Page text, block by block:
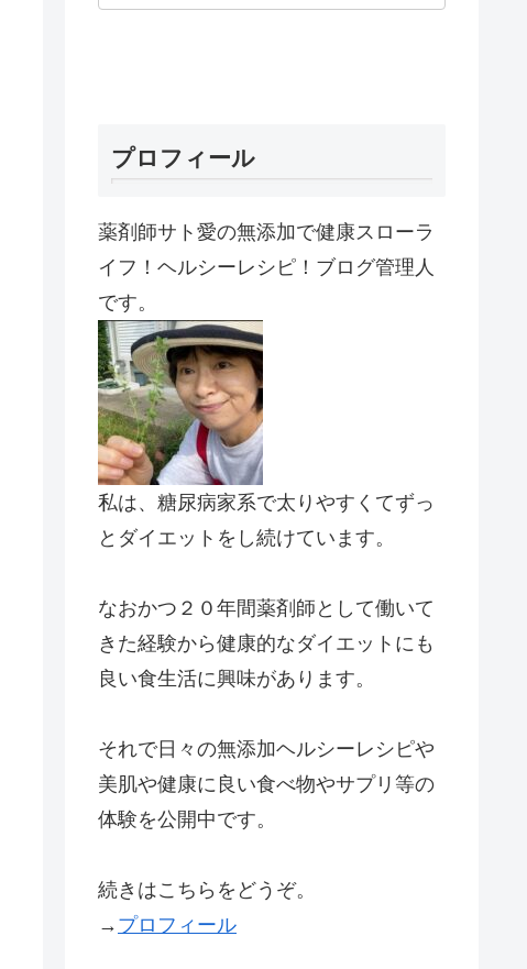
プロフィール
薬剤師サト愛の無添加で健康スローラ
イフ！ヘルシーレシピ！ブログ管理人
です。
私は、糖尿病家系で太りやすくてずっ
とダイエットをし続けています。
なおかつ２０年間薬剤師として働いて
きた経験から健康的なダイエットにも
良い食生活に興味があります。
それで日々の無添加ヘルシーレシピや
美肌や健康に良い食べ物やサプリ等の
体験を公開中です。
続きはこちらをどうぞ。
→ プロフィール